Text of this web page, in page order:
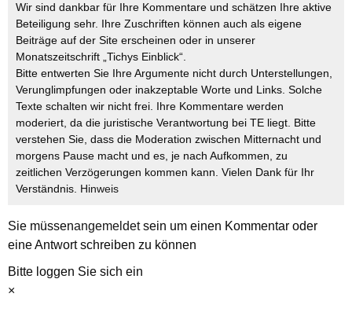
Wir sind dankbar für Ihre Kommentare und schätzen Ihre aktive
Beteiligung sehr. Ihre Zuschriften können auch als eigene
Beiträge auf der Site erscheinen oder in unserer
Monatszeitschrift „Tichys Einblick“.
Bitte entwerten Sie Ihre Argumente nicht durch Unterstellungen,
Verunglimpfungen oder inakzeptable Worte und Links. Solche
Texte schalten wir nicht frei. Ihre Kommentare werden
moderiert, da die juristische Verantwortung bei TE liegt. Bitte
verstehen Sie, dass die Moderation zwischen Mitternacht und
morgens Pause macht und es, je nach Aufkommen, zu
zeitlichen Verzögerungen kommen kann. Vielen Dank für Ihr
Verständnis. Hinweis
Sie müssenangemeldetsein um einen Kommentar oder
eine Antwort schreiben zu können
Bitte loggen Sie sich ein
×